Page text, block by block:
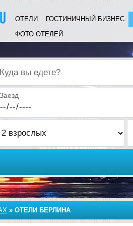
ОТЕЛИ ГОСТИНИЧНЫЙ БИЗНЕС
ФОТО ОТЕЛЕЙ
Куда вы едете?
Заезд
» ОТЕЛИ БЕРЛИНА